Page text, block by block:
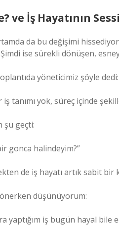
ve İş Hayatının
da bu değişimi
ise sürekli dönüşen,
yöneticimiz şöyle dedi:
iş tanımı yok, süreç içinde
şu geçti:
gonca halindeyim?”
de iş hayatı artık sabit
düşünüyorum:
yaptığım iş bugün hayal